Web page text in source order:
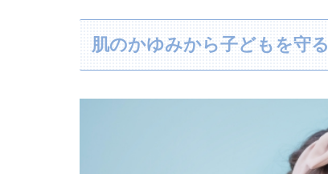
肌のかゆみから子どもを守る